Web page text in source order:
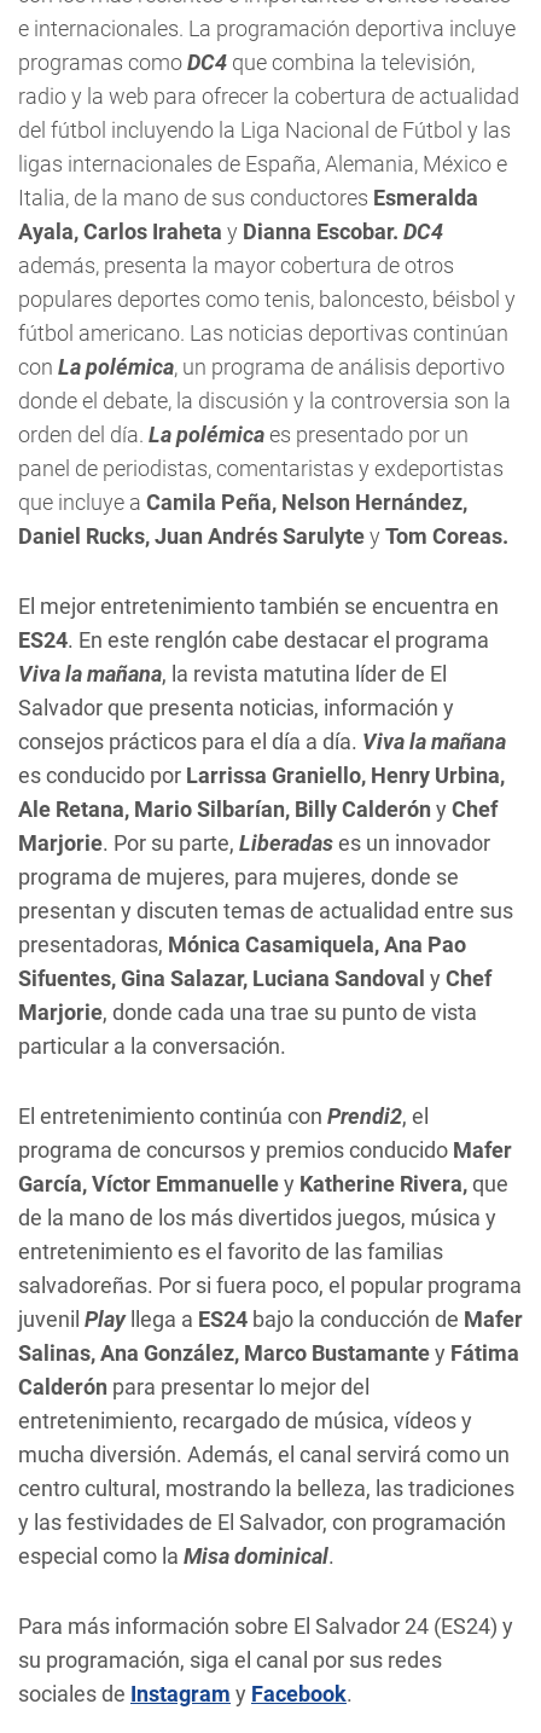
e internacionales. La programación deportiva incluye
programas comoDC4 que combina la televisión,
radio y la web para ofrecer la cobertura de actualidad
del fútbol incluyendo la Liga Nacional de Fútbol y las
ligas internacionales de España, Alemania, México e
Italia, de la mano de sus conductores Esmeralda
Ayala, Carlos Iraheta y Dianna Escobar. DC4
además, presenta la mayor cobertura de otros
populares deportes como tenis, baloncesto, béisbol y
fútbol americano. Las noticias deportivas continúan
con La polémica, un programa de análisis deportivo
donde el debate, la discusión y la controversia son la
orden del día. La polémicaes presentado por un
panel de periodistas, comentaristas y exdeportistas
que incluye a Camila Peña, Nelson Hernández,
Daniel Rucks, Juan Andrés Sarulytey Tom Coreas.
El mejor entretenimiento también se encuentra en
ES24. En este renglón cabe destacar el programa
Viva la mañana, la revista matutina líder de El
Salvador que presenta noticias, información y
consejos prácticos para el día a día. Viva la mañana
es conducido por Larrissa Graniello, Henry Urbina,
Ale Retana, Mario Silbarían, Billy Calderón y Chef
Marjorie. Por su parte, Liberadases un innovador
programa de mujeres, para mujeres, donde se
presentan y discuten temas de actualidad entre sus
presentadoras, Mónica Casamiquela, Ana Pao
Sifuentes, Gina Salazar, Luciana Sandoval y Chef
Marjorie, donde cada una trae su punto de vista
particular a la conversación.
El entretenimiento continúa con Prendi2, el
programa de concursos y premios conducido Mafer
García, Víctor Emmanuelley Katherine Rivera,que
de la mano de los más divertidos juegos, música y
entretenimiento es el favorito de las familias
salvadoreñas. Por si fuera poco, el popular programa
juvenil Playllega a ES24 bajo la conducción de Mafer
Salinas, Ana González, Marco Bustamantey Fátima
Calderón para presentar lo mejor del
entretenimiento, recargado de música, vídeos y
mucha diversión. Además, el canal servirá como un
centro cultural, mostrando la belleza, las tradiciones
y las festividades de El Salvador, con programación
especial como la Misa dominical.
Para más información sobre El Salvador 24 (ES24) y
su programación, siga el canal por sus redes
sociales de Instagram y Facebook.